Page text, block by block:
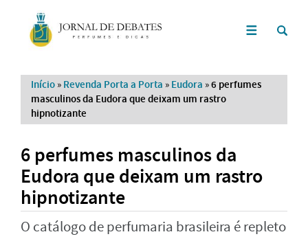
Início » Revenda Porta a Porta » Eudora »6 perfumes
masculinos da Eudora que deixam um rastro
hipnotizante
6 perfumes masculinos da
Eudora que deixam um rastro
hipnotizante
O catálogo de perfumaria brasileira é repleto